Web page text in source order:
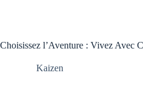
Choisissez l’Aventure : Vivez Avec
Kaizen